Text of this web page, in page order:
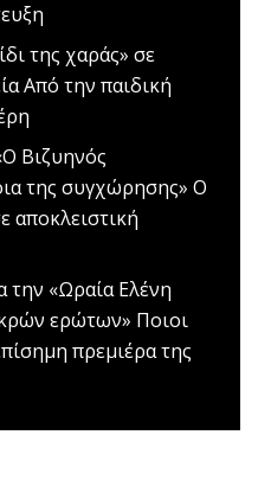
της χαράς» σε
Από την παιδική
Βιζυηνός
της συγχώρησης» Ο
αποκλειστική
την «Ωραία Ελένη
ερώτων» Ποιοι
πρεμιέρα της